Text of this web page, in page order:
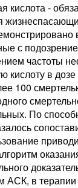
кислота -
с
частоты
кислоту в
100
По
АСК, в